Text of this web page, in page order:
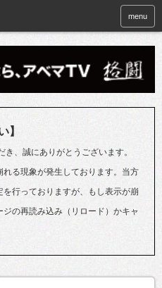
menu
】
、誠にありがとうございます。
る現象が発生しております。当方
行っておりますが、もし表示が崩
の再読み込み（リロード）かキャ